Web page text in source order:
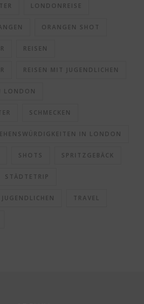
LONDONREISE
ORANGEN SHOT
REISEN
REISEN MIT JUGENDLICHEN
LONDON
SCHMECKEN
IN LONDON
SHOTS SPRITZGEBÄCK
STÄDTETRIP
TRAVEL